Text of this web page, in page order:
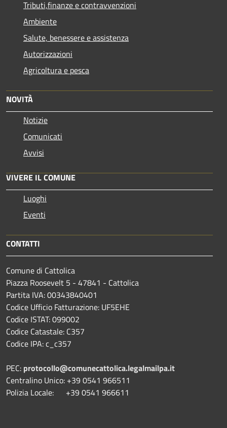
Tributi,finanze e contravvenzioni
Ambiente
Salute, benessere e assistenza
Autorizzazioni
Agricoltura e pesca
NOVITÀ
Notizie
Comunicati
Avvisi
VIVERE IL COMUNE
Luoghi
Eventi
CONTATTI
Comune di Cattolica
Piazza Roosevelt 5 - 47841 - Cattolica
Partita IVA: 00343840401
Codice Ufficio Fatturazione: UF5EHE
Codice ISTAT: 099002
Codice Catastale: C357
Codice IPA: c_c357
PEC: protocollo@comunecattolica.legalmailpa.it
Centralino Unico: +39 0541 966511
Polizia Locale: +39 0541 966611